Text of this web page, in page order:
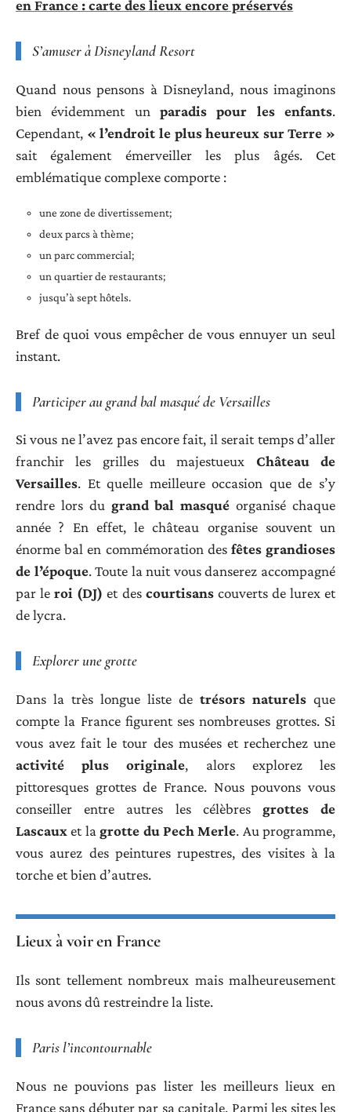
en France : carte des lieux encore préservés
S’amuser à Disneyland Resort
Quand nous pensons à Disneyland, nous imaginons
bien évidemment un paradis pour les enfants.
Cependant, « l’endroit le plus heureux sur Terre »
sait également émerveiller les plus âgés. Cet
emblématique complexe comporte :
une zone de divertissement;
deux parcs à thème;
un parc commercial;
un quartier de restaurants;
jusqu’à sept hôtels.
Bref de quoi vous empêcher de vous ennuyer un seul
instant.
Participer au grand bal masqué de Versailles
Si vous ne l’avez pas encore fait, il serait temps d’aller
franchir les grilles du majestueux Château de
Versailles. Et quelle meilleure occasion que de s’y
rendre lors du grand bal masqué organisé chaque
année ? En effet, le château organise souvent un
énorme bal en commémoration des fêtes grandioses
de l’époque. Toute la nuit vous danserez accompagné
par leroi (DJ) et des courtisanscouverts de lurex et
de lycra.
Explorer une grotte
Dans la très longue liste de trésors naturels que
compte la France figurent ses nombreuses grottes. Si
vous avez fait le tour des musées et recherchez une
activité plus originale, alors explorez les
pittoresques grottes de France. Nous pouvons vous
conseiller entre autres les célèbres grottes de
Lascaux et lagrotte du Pech Merle. Au programme,
vous aurez des peintures rupestres, des visites à la
torche et bien d’autres.
Lieux à voir en France
Ils sont tellement nombreux mais malheureusement
nous avons dû restreindre la liste.
Paris l’incontournable
Nous ne pouvions pas lister les meilleurs lieux en
France sans débuter par sa capitale. Parmi les sites les